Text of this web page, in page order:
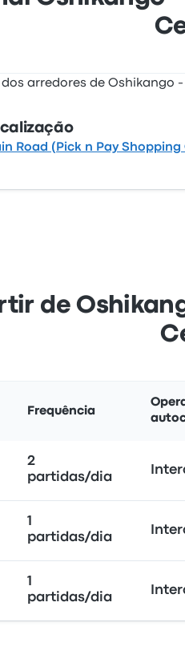
Road (Pick n Pay
de
Frequência
2
partidas/dia
1
partidas/dia
1
partidas/dia